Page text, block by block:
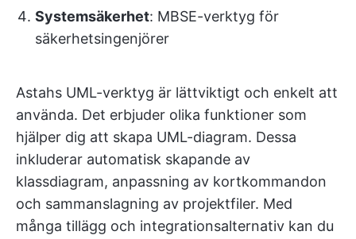
Systemsäkerhet: MBSE-verktyg för
säkerhetsingenjörer
Astahs UML-verktyg är lättviktigt och enkelt att
använda. Det erbjuder olika funktioner som
hjälper dig att skapa UML-diagram. Dessa
inkluderar automatisk skapande av
klassdiagram, anpassning av kortkommandon
och sammanslagning av projektfiler. Med
många tillägg och integrationsalternativ kan du